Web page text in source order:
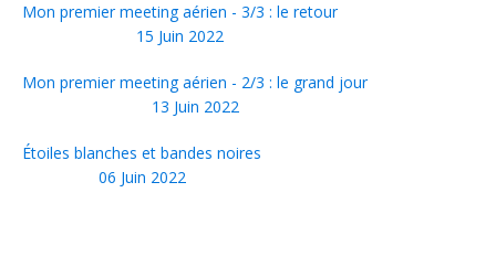
Mon premier meeting aérien - 3/3 : le retour
15 Juin 2022
Mon premier meeting aérien - 2/3 : le grand jour
13 Juin 2022
Étoiles blanches et bandes noires
06 Juin 2022